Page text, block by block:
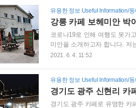
비롯하여 커피와 함께 먹을 빵
라우니 쿠키를 좋아하다보니,
유용한 정보 Useful Information/
강릉 카페 보헤미안 박
코로나19로 인해 여행도 못가
미안을 소개하고자 합니다. 저
은 가보는 편입니다. 심지어는
니다. 이 분들이 길러낸 제자
부근에 자리잡고 있는 보헤미
2021. 6. 4. 11:52
유용한 정보 Useful Information/
경기도 광주 신현리 카
경기도 광주 카페로 유명한 카